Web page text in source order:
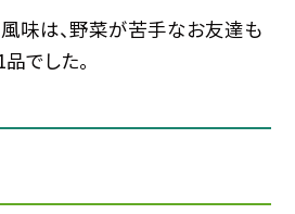
味は、野菜が苦手なお友達も
でした。